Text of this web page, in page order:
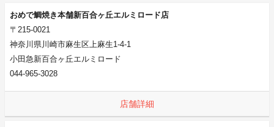
おめで鯛焼き本舗新百合ヶ丘エルミロード店
〒215-0021
神奈川県川崎市麻生区上麻生1-4-1
小田急新百合ヶ丘エルミロード
044-965-3028
店舗詳細